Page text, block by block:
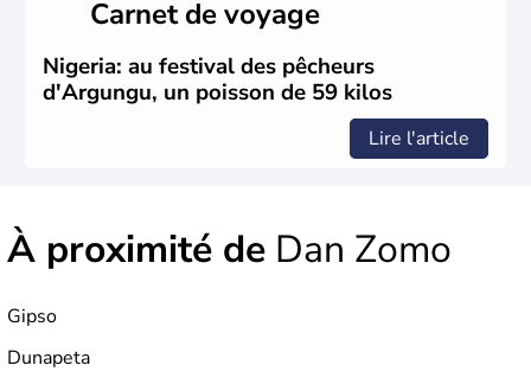
Carnet de voyage
Nigeria: au festival des pêcheurs
d'Argungu, un poisson de 59 kilos
Lire l'article
À proximité de Dan Zomo
Gipso
Dunapeta